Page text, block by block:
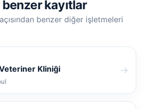
kayıtlar
benzer diğer işletmeleri
Kliniği →